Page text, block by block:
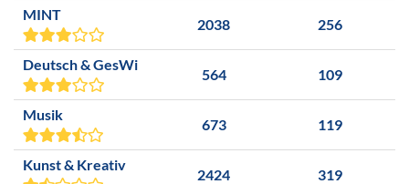
MINT
2038 256
Deutsch & GesWi
564 109
Musik
673 119
Kunst & Kreativ
2424 319